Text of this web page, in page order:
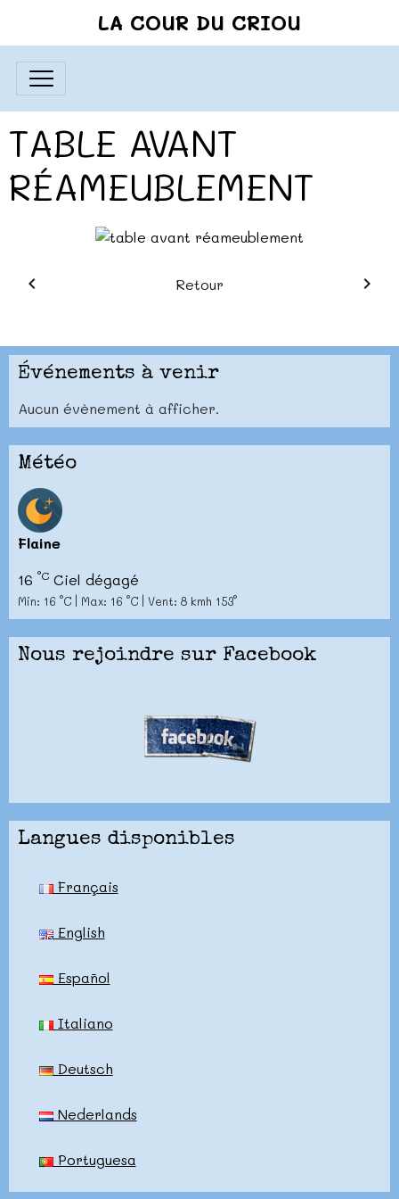
LA COUR DU CRIOU
TABLE AVANT
RÉAMEUBLEMENT
Retour
Événements à venir
Aucun évènement à afficher.
Météo
Flaine
16 °C Ciel dégagé
Min: 16 °C | Max: 16 °C | Vent: 8 kmh 153°
Nous rejoindre sur Facebook
Langues disponibles
Français
English
Español
Italiano
Deutsch
Nederlands
Portuguesa